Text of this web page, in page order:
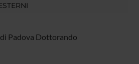
Padova Dottorando